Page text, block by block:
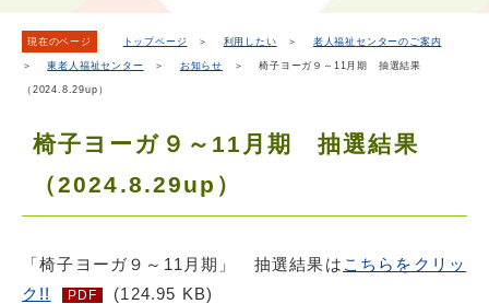
現在のページ トップページ ＞ 利用したい ＞ 老人福祉センターのご案内
＞東老人福祉センター ＞ お知らせ ＞ 椅子ヨーガ９～11月期 抽選結果
（2024.8.29up）
椅子ヨーガ９～11月期 抽選結果
（2024.8.29up）
「椅子ヨーガ９～11月期」 抽選結果は こちらをクリッ
ク!!
PDF
(124.95 KB)
こ